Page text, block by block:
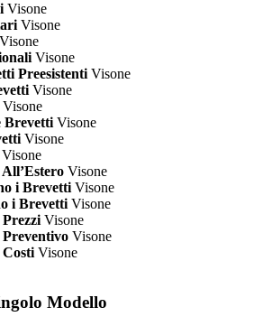
Visone
Visone
Visone
Visone
Preesistenti Visone
Visone
Visone
Brevetti Visone
Visone
Visone
Visone
i Brevetti Visone
i Brevetti Visone
Visone
Visone
Visone
Modello